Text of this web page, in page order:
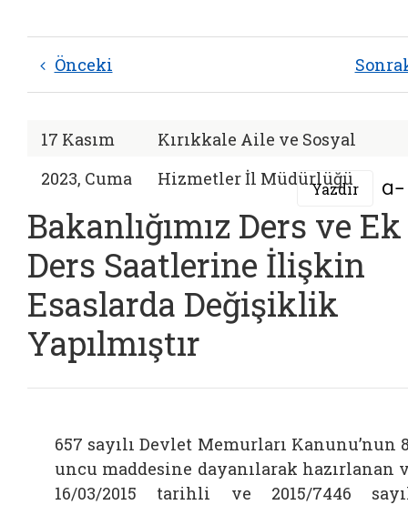
Önceki
17 Kasım
2023, Cuma
Kırıkkale Aile ve Sosyal
Hizmetler İl Müdürlüğü
Yazdır
Bakanlığımız Ders ve Ek
Ders Saatlerine İlişkin
Esaslarda Değişiklik
Yapılmıştır
657 sayılı Devlet Memurları Kanunu’nun
uncu maddesine dayanılarak hazırlanan
16/03/2015 tarihli ve 2015/7446